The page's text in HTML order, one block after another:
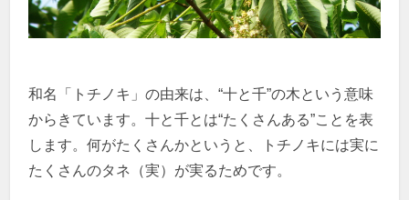
和名「トチノキ」の由来は、“十と千”の木という意味
からきています。十と千とは“たくさんある”ことを表
します。何がたくさんかというと、トチノキには実に
たくさんのタネ（実）が実るためです。